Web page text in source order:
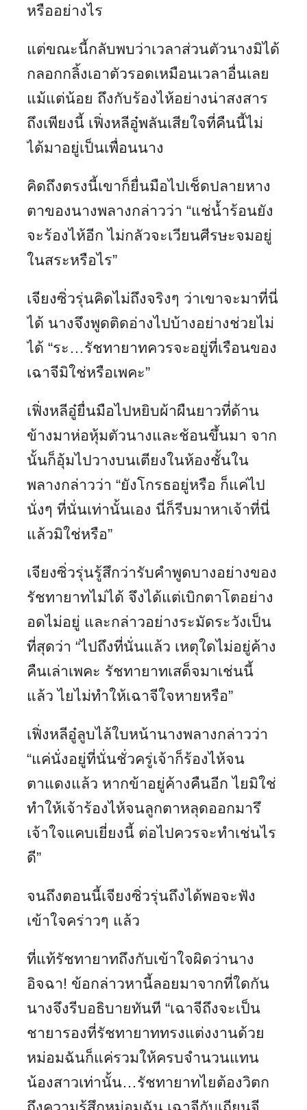
หรืออย่างไร
แต่ขณะนี้กลับพบว่าเวลาส่วนตัวนางมิได้
กลอกกลิ้งเอาตัวรอดเหมือนเวลาอื่นเลย
แม้แต่น้อย ถึงกับร้องไห้อย่างน่าสงสาร
ถึงเพียงนี้ เฟิ่งหลีอู๋พลันเสียใจที่คืนนี้ไม่
ได้มาอยู่เป็นเพื่อนนาง
คิดถึงตรงนี้เขาก็ยื่นมือไปเช็ดปลายหาง
ตาของนางพลางกล่าวว่า “แช่น้ำร้อนยัง
จะร้องไห้อีก ไม่กลัวจะเวียนศีรษะจมอยู่
ในสระหรือไร”
เจียงซิ่วรุ่นคิดไม่ถึงจริงๆ ว่าเขาจะมาที่นี่
ได้ นางจึงพูดติดอ่างไปบ้างอย่างช่วยไม่
ได้ “ระ…รัชทายาทควรจะอยู่ที่เรือนของ
เฉาจีมิใช่หรือเพคะ”
เฟิ่งหลีอู๋ยื่นมือไปหยิบผ้าผืนยาวที่ด้าน
ข้างมาห่อหุ้มตัวนางและช้อนขึ้นมา จาก
นั้นก็อุ้มไปวางบนเตียงในห้องชั้นใน
พลางกล่าวว่า “ยังโกรธอยู่หรือ ก็แค่ไป
นั่งๆ ที่นั่นเท่านั้นเอง นี่ก็รีบมาหาเจ้าที่นี่
แล้วมิใช่หรือ”
เจียงซิ่วรุ่นรู้สึกว่ารับคำพูดบางอย่างของ
รัชทายาทไม่ได้ จึงได้แต่เบิกตาโตอย่าง
อดไม่อยู่ และกล่าวอย่างระมัดระวังเป็น
ที่สุดว่า “ไปถึงที่นั่นแล้ว เหตุใดไม่อยู่ค้าง
คืนเล่าเพคะ รัชทายาทเสด็จมาเช่นนี้
แล้ว ไยไม่ทำให้เฉาจีใจหายหรือ”
เฟิ่งหลีอู๋ลูบไล้ใบหน้านางพลางกล่าวว่า
“แค่นั่งอยู่ที่นั่นชั่วครู่เจ้าก็ร้องไห้จน
ตาแดงแล้ว หากข้าอยู่ค้างคืนอีก ไยมิใช่
ทำให้เจ้าร้องไห้จนลูกตาหลุดออกมารึ
เจ้าใจแคบเยี่ยงนี้ ต่อไปควรจะทำเช่นไร
ดี”
จนถึงตอนนี้เจียงซิ่วรุ่นถึงได้พอจะฟัง
เข้าใจคร่าวๆ แล้ว
ที่แท้รัชทายาทถึงกับเข้าใจผิดว่านาง
อิจฉา! ข้อกล่าวหานี้ลอยมาจากที่ใดกัน
นางจึงรีบอธิบายทันที “เฉาจีถึงจะเป็น
ชายารองที่รัชทายาททรงแต่งงานด้วย
หม่อมฉันก็แค่รวมให้ครบจำนวนแทน
น้องสาวเท่านั้น…รัชทายาทไยต้องวิตก